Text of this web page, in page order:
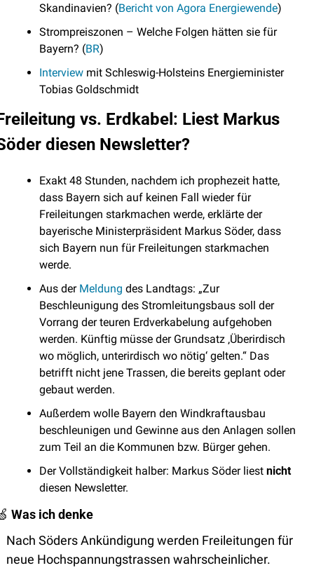
Skandinavien? (Bericht von Agora Energiewende)
Strompreiszonen – Welche Folgen hätten sie für
Bayern? (BR)
Interview mit Schleswig-Holsteins Energieminister
Tobias Goldschmidt
vs. Erdkabel: Liest Markus
diesen Newsletter?
Exakt 48 Stunden, nachdem ich prophezeit hatte,
dass Bayern sich auf keinen Fall wieder für
Freileitungen starkmachen werde, erklärte der
bayerische Ministerpräsident Markus Söder, dass
sich Bayern nun für Freileitungen starkmachen
werde.
Aus der Meldung des Landtags: „Zur
Beschleunigung des Stromleitungsbaus soll der
Vorrang der teuren Erdverkabelung aufgehoben
werden. Künftig müsse der Grundsatz ‚Überirdisch
wo möglich, unterirdisch wo nötig‘ gelten.“ Das
betrifft nicht jene Trassen, die bereits geplant oder
gebaut werden.
Außerdem wolle Bayern den Windkraftausbau
beschleunigen und Gewinne aus den Anlagen sollen
zum Teil an die Kommunen bzw. Bürger gehen.
Der Vollständigkeit halber: Markus Söder liest nicht
diesen Newsletter.
Was ich denke
Nach Söders Ankündigung werden Freileitungen für
neue Hochspannungstrassen wahrscheinlicher.